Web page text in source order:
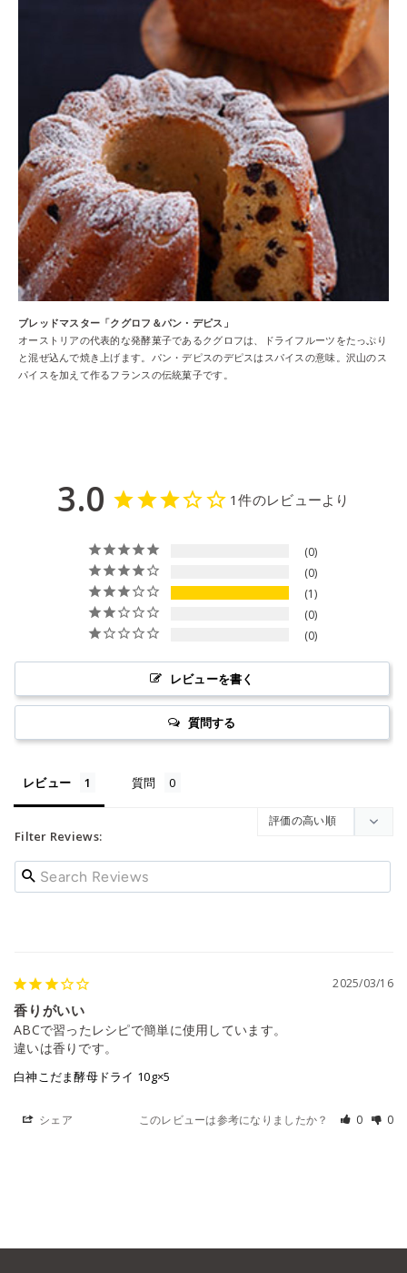
ブレッドマスター「クグロフ＆パン・デピス」
オーストリアの代表的な発酵菓子であるクグロフは、ドライフルーツをたっぷり
と混ぜ込んで焼き上げます。パン・デピスのデピスはスパイスの意味。沢山のス
パイスを加えて作るフランスの伝統菓子です。
3.0 1件のレビューより
0
0
1
0
0
レビューを書く
質問する
レビュー 質問
Filter Reviews:
2025/03/16
香りがいい
ABCで習ったレシピで簡単に使用しています。
違いは香りです。
白神こだま酵母ドライ 10g×5
シェア このレビューは参考になりましたか？ 0 0